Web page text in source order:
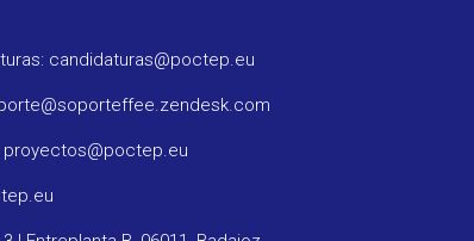
candidaturas@poctep.eu